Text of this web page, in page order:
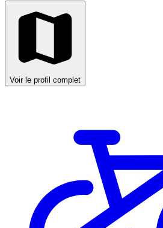
Voir le profil complet